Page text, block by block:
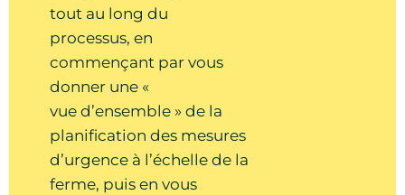
Grenville ● Kemptville Ontario
28
Sep Atelier
55 Stover Street South, Norwich,
Ontario
tout au long du
processus, en
commençant par vous
donner une «
vue d’ensemble » de la
planification des mesures
d’urgence à l’échelle de la
ferme, puis en vous